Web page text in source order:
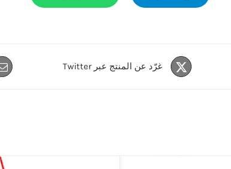
غرّد عن المنتج عبر Twitter